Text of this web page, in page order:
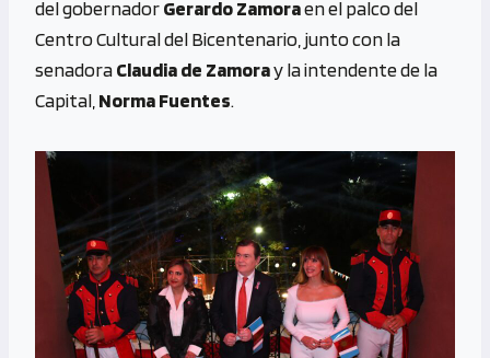
k
er k
p
p
del gobernadorGerardo Zamoraen el palco del
Centro Cultural del Bicentenario, junto con la
senadoraClaudia de Zamoray la intendente de la
Capital, Norma Fuentes.